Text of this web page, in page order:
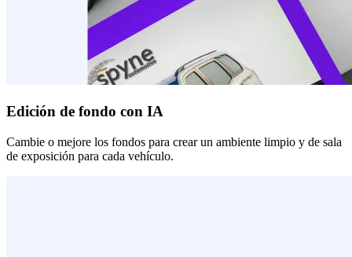
Edición de fondo con IA
Cambie o mejore los fondos para crear un ambiente limpio y de sala
de exposición para cada vehículo.